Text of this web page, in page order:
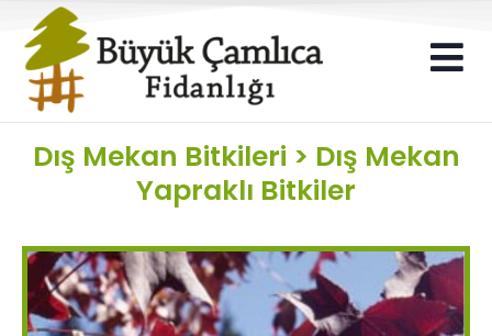
Dış Mekan Bitkileri > Dış Mekan
Yapraklı Bitkiler